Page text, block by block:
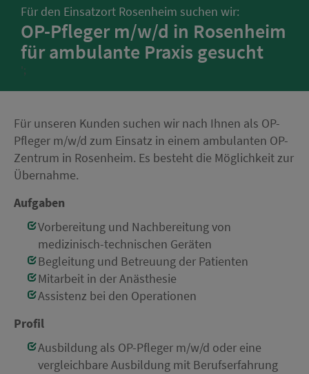
Für den Einsatzort Rosenheim suchen wir:
OP-Pfleger m/w/d in Rosenheim
für ambulante Praxis gesucht
';
Für unseren Kunden suchen wir nach Ihnen als OP-
Pfleger m/w/d zum Einsatz in einem ambulanten OP-
Zentrum in Rosenheim. Es besteht die Möglichkeit zur
Übernahme.
Aufgaben
Vorbereitung und Nachbereitung von
medizinisch-technischen Geräten
Begleitung und Betreuung der Patienten
Mitarbeit in der Anästhesie
Assistenz bei den Operationen
Profil
Ausbildung als OP-Pfleger m/w/d oder eine
vergleichbare Ausbildung mit Berufserfahrung